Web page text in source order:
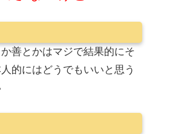
善とかはマジで結果的にそ
的にはどうでもいいと思う